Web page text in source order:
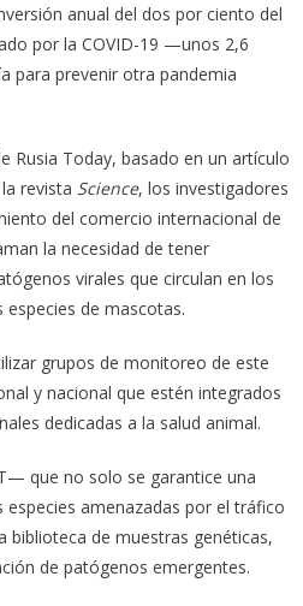
anual del dos por ciento del
por la COVID-19 —unos 2,6
para prevenir otra pandemia
Rusia Today, basado en un artículo
revista Science, los investigadores
del comercio internacional de
la necesidad de tener
virales que circulan en los
de mascotas.
grupos de monitoreo de este
y nacional que estén integrados
dedicadas a la salud animal.
que no solo se garantice una
amenazadas por el tráfico
biblioteca de muestras genéticas,
de patógenos emergentes.